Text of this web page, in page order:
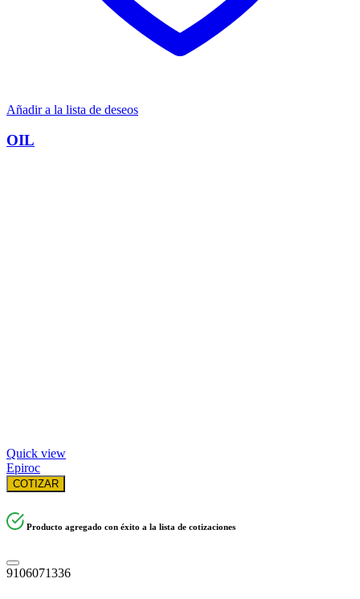
Añadir a la lista de deseos
OIL
Quick view
Epiroc
COTIZAR
Producto agregado con éxito a la lista de cotizaciones
9106071336